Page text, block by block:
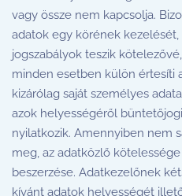
vagy össze nem kapcsolja.
adatok egy körének
jogszabályok teszik
minden esetben külön értesíti
kizárólag saját személyes
azok helyességéről
nyilatkozik. Amennyiben nem
meg, az adatközlő
beszerzése. Adatkezelőnek
kívánt adatok helyességét